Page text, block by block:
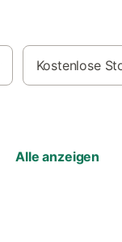
Kostenlose
Alle anzeigen